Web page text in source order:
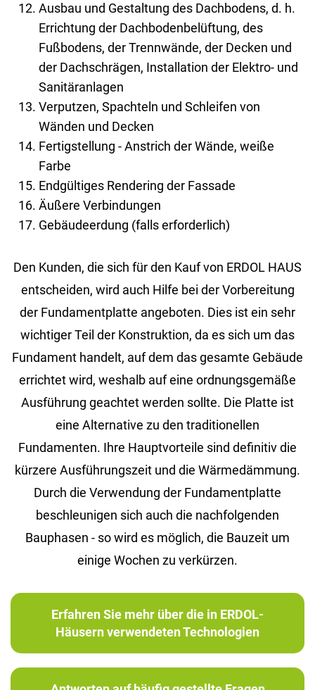
Ausbau und Gestaltung des Dachbodens, d. h.
Errichtung der Dachbodenbelüftung, des
Fußbodens, der Trennwände, der Decken und
der Dachschrägen, Installation der Elektro- und
Sanitäranlagen
Verputzen, Spachteln und Schleifen von
Wänden und Decken
Fertigstellung - Anstrich der Wände, weiße
Farbe
Endgültiges Rendering der Fassade
Äußere Verbindungen
Gebäudeerdung (falls erforderlich)
Den Kunden, die sich für den Kauf von ERDOL HAUS
entscheiden, wird auch Hilfe bei der Vorbereitung
der Fundamentplatte angeboten. Dies ist ein sehr
wichtiger Teil der Konstruktion, da es sich um das
Fundament handelt, auf dem das gesamte Gebäude
errichtet wird, weshalb auf eine ordnungsgemäße
Ausführung geachtet werden sollte. Die Platte ist
eine Alternative zu den traditionellen
Fundamenten. Ihre Hauptvorteile sind definitiv die
kürzere Ausführungszeit und die Wärmedämmung.
Durch die Verwendung der Fundamentplatte
beschleunigen sich auch die nachfolgenden
Bauphasen - so wird es möglich, die Bauzeit um
einige Wochen zu verkürzen.
Erfahren Sie mehr über die in ERDOL-
Häusern verwendeten Technologien